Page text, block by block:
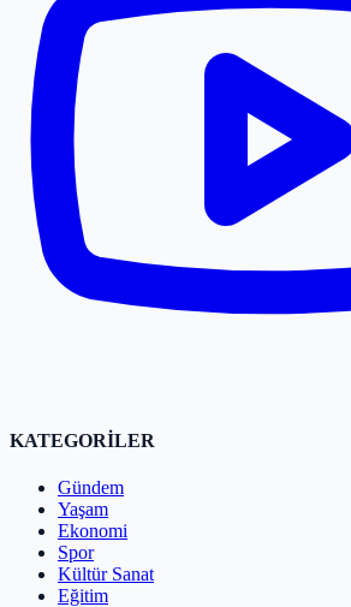
KATEGORİLER
Gündem
Yaşam
Ekonomi
Spor
Kültür Sanat
Eğitim